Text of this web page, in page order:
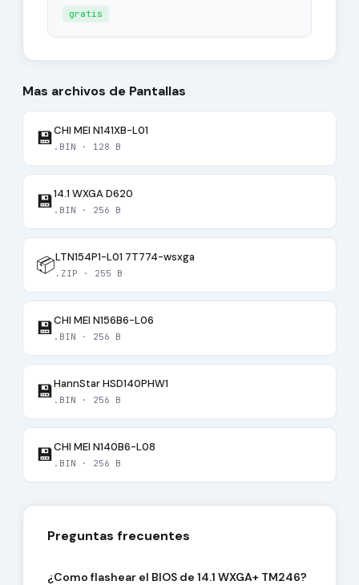
gratis
Mas archivos de Pantallas
💾CHI MEI N141XB-L01
.BIN · 128 B
💾14.1 WXGA D620
.BIN · 256 B
📦LTN154P1-L01 7T774-wsxga
.ZIP · 255 B
💾CHI MEI N156B6-L06
.BIN · 256 B
💾HannStar HSD140PHW1
.BIN · 256 B
💾CHI MEI N140B6-L08
.BIN · 256 B
Preguntas frecuentes
¿Como flashear el BIOS de 14.1 WXGA+ TM246?